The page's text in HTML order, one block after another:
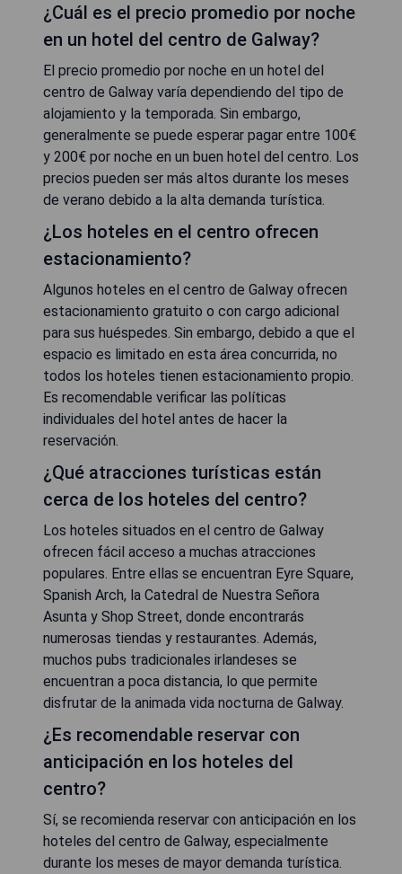
¿Cuál es el precio promedio por noche
en un hotel del centro de Galway?
El precio promedio por noche en un hotel del
centro de Galway varía dependiendo del tipo de
alojamiento y la temporada. Sin embargo,
generalmente se puede esperar pagar entre 100€
y 200€ por noche en un buen hotel del centro. Los
precios pueden ser más altos durante los meses
de verano debido a la alta demanda turística.
¿Los hoteles en el centro ofrecen
estacionamiento?
Algunos hoteles en el centro de Galway ofrecen
estacionamiento gratuito o con cargo adicional
para sus huéspedes. Sin embargo, debido a que el
espacio es limitado en esta área concurrida, no
todos los hoteles tienen estacionamiento propio.
Es recomendable verificar las políticas
individuales del hotel antes de hacer la
reservación.
¿Qué atracciones turísticas están
cerca de los hoteles del centro?
Los hoteles situados en el centro de Galway
ofrecen fácil acceso a muchas atracciones
populares. Entre ellas se encuentran Eyre Square,
Spanish Arch, la Catedral de Nuestra Señora
Asunta y Shop Street, donde encontrarás
numerosas tiendas y restaurantes. Además,
muchos pubs tradicionales irlandeses se
encuentran a poca distancia, lo que permite
disfrutar de la animada vida nocturna de Galway.
¿Es recomendable reservar con
anticipación en los hoteles del
centro?
Sí, se recomienda reservar con anticipación en los
hoteles del centro de Galway, especialmente
durante los meses de mayor demanda turística.